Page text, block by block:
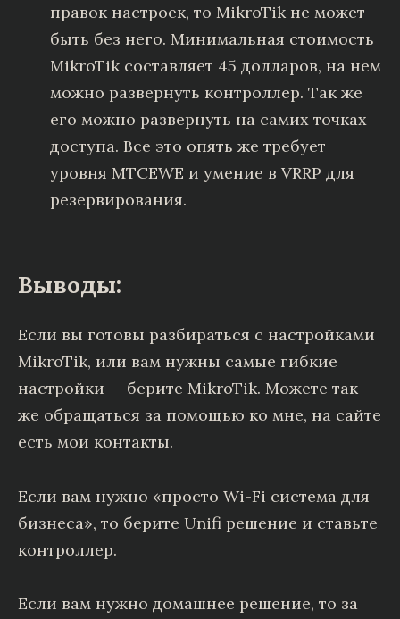
правок настроек, то MikroTik не может
быть без него. Минимальная стоимость
MikroTik составляет 45 долларов, на нем
можно развернуть контроллер. Так же
его можно развернуть на самих точках
доступа. Все это опять же требует
уровня MTCEWE и умение в VRRP для
резервирования.
Выводы:
Если вы готовы разбираться с настройками
MikroTik, или вам нужны самые гибкие
настройки — берите MikroTik. Можете так
же обращаться за помощью ко мне, на сайте
есть мои контакты.
Если вам нужно «просто Wi-Fi система для
бизнеса», то берите Unifi решение и ставьте
контроллер.
Если вам нужно домашнее решение, то за